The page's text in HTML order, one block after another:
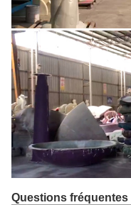
Questions fréquentes